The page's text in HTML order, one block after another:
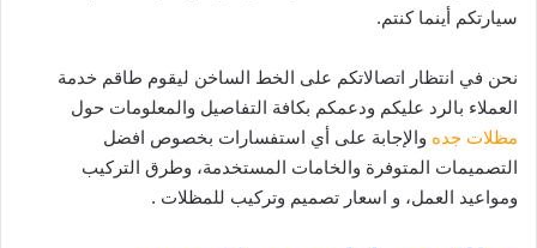
سيارتكم أينما كنتم.
نحن في انتظار اتصالاتكم على الخط الساخن ليقوم طاقم خدمة
العملاء بالرد عليكم ودعمكم بكافة التفاصيل والمعلومات حول
مظلات جده والإجابة على أي استفسارات بخصوص افضل
التصميمات المتوفرة والخامات المستخدمة، وطرق التركيب
ومواعيد العمل، و اسعار تصميم وتركيب للمظلات .